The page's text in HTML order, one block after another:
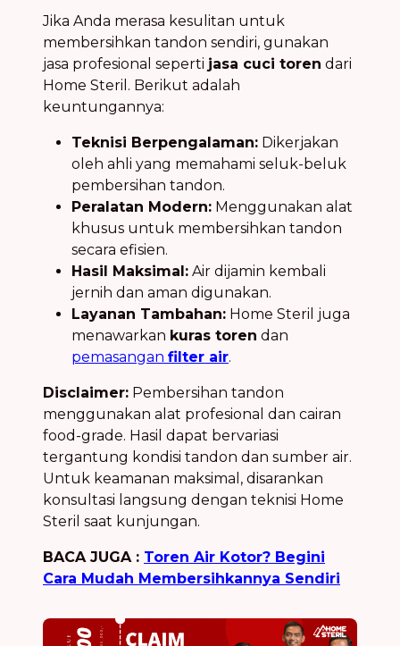
Jika Anda merasa kesulitan untuk
membersihkan tandon sendiri, gunakan
jasa profesional seperti jasa cuci toren dari
Home Steril. Berikut adalah
keuntungannya:
Teknisi Berpengalaman: Dikerjakan
oleh ahli yang memahami seluk-beluk
pembersihan tandon.
Peralatan Modern: Menggunakan alat
khusus untuk membersihkan tandon
secara efisien.
Hasil Maksimal: Air dijamin kembali
jernih dan aman digunakan.
Layanan Tambahan: Home Steril juga
menawarkan kuras toren dan
pemasangan filter air.
Disclaimer: Pembersihan tandon
menggunakan alat profesional dan cairan
food-grade. Hasil dapat bervariasi
tergantung kondisi tandon dan sumber air.
Untuk keamanan maksimal, disarankan
konsultasi langsung dengan teknisi Home
Steril saat kunjungan.
BACA JUGA : Toren Air Kotor? Begini
Cara Mudah Membersihkannya Sendiri